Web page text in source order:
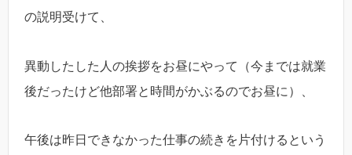
の説明受けて、
異動したした人の挨拶をお昼にやって（今までは就業
後だったけど他部署と時間がかぶるのでお昼に）、
午後は昨日できなかった仕事の続きを片付けるという